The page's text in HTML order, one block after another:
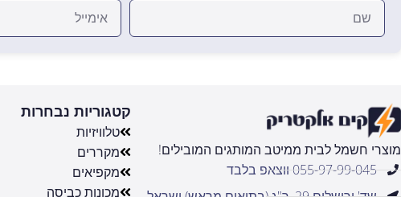
מוצרי חשמל לבית ממיטב המותגים המובילים!
055-97-99-045 ווצאפ בלבד
קטגוריות נבחרות
טלוויזיות
מקררים
מקפיאים
מכונות כביסה